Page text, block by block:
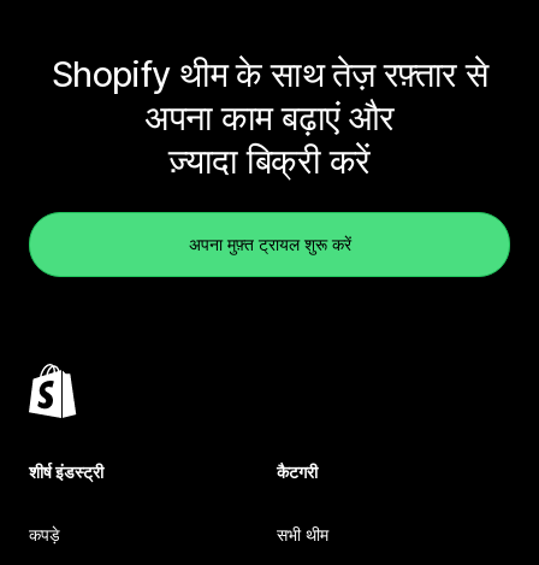
Shopify थीम के साथ तेज़ रफ़्तार से
अपना काम बढ़ाएं और
ज़्यादा बिक्री करें
अपना मुफ़्त ट्रायल शुरू करें
शीर्ष इंडस्ट्री
कपड़े
कैटगरी
सभी थीम